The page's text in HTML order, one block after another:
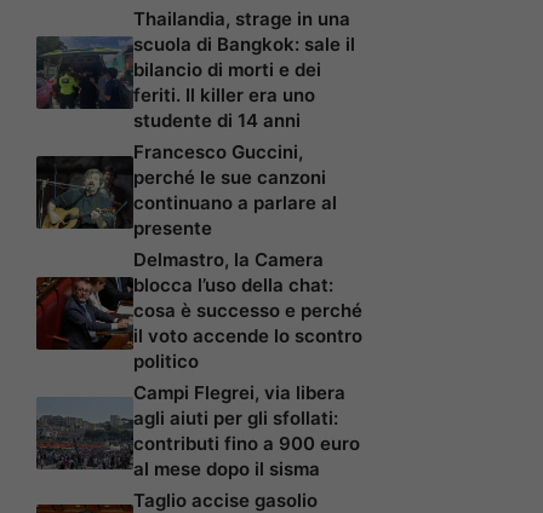
Thailandia, strage in una
scuola di Bangkok: sale il
bilancio di morti e dei
feriti. Il killer era uno
studente di 14 anni
Francesco Guccini,
perché le sue canzoni
continuano a parlare al
presente
Delmastro, la Camera
blocca l’uso della chat:
cosa è successo e perché
il voto accende lo scontro
politico
Campi Flegrei, via libera
agli aiuti per gli sfollati:
contributi fino a 900 euro
al mese dopo il sisma
Taglio accise gasolio